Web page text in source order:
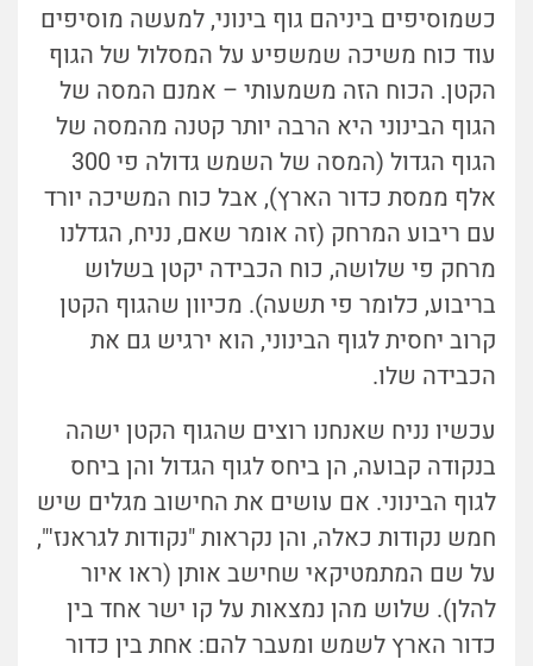
כשמוסיפים ביניהם גוף בינוני, למעשה מוסיפים
עוד כוח משיכה שמשפיע על המסלול של הגוף
הקטן. הכוח הזה משמעותי – אמנם המסה של
הגוף הבינוני היא הרבה יותר קטנה מהמסה של
הגוף הגדול (המסה של השמש גדולה פי 300
אלף ממסת כדור הארץ), אבל כוח המשיכה יורד
עם ריבוע המרחק (זה אומר שאם, נניח, הגדלנו
מרחק פי שלושה, כוח הכבידה יקטן בשלוש
בריבוע, כלומר פי תשעה). מכיוון שהגוף הקטן
קרוב יחסית לגוף הבינוני, הוא ירגיש גם את
הכבידה שלו.
עכשיו נניח שאנחנו רוצים שהגוף הקטן ישהה
בנקודה קבועה, הן ביחס לגוף הגדול והן ביחס
לגוף הבינוני. אם עושים את החישוב מגלים שיש
חמש נקודות כאלה, והן נקראות "נקודות לגראנז'",
על שם המתמטיקאי שחישב אותן (ראו איור
להלן). שלוש מהן נמצאות על קו ישר אחד בין
כדור הארץ לשמש ומעבר להם: אחת בין כדור